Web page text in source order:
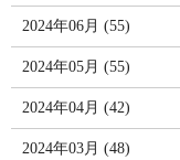
2024年06月 (55)
2024年05月 (55)
2024年04月 (42)
2024年03月 (48)